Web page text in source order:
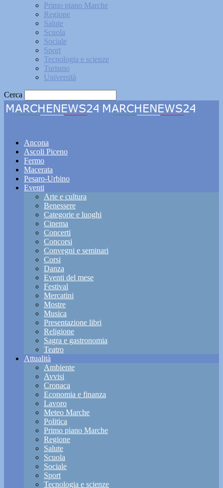
Primo piano Marche
Regione
Salute
Scuola
Sociale
Sport
Tecnologia e scienze
Turismo
Università
Cerca
Ancona
Ascoli Piceno
Fermo
Macerata
Pesaro-Urbino
Eventi
Arte e cultura
Benessere
Categorie e luoghi
Cinema
Concerti
Concorsi
Convegni e seminari
Corsi
Danza
Eventi del mese
Festival
Mercatini
Mostre
Musica
Presentazione libri
Religione
Sagra e gastronomia
Teatro
Attualità
Ambiente
Avvisi
Cronaca
Economia e finanza
Lavoro
Meteo Marche
Politica
Primo piano Marche
Regione
Salute
Scuola
Sociale
Sport
Tecnologia e scienze